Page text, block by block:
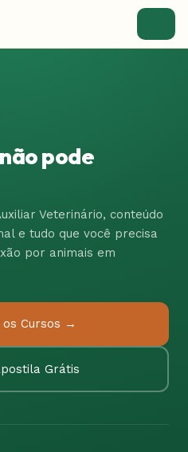
pode
Veterinário, conteúdo
e tudo que você precisa
por animais em
os Cursos →
Grátis